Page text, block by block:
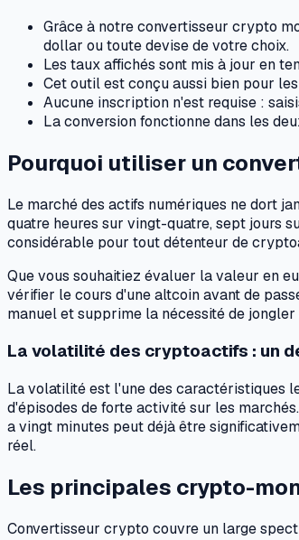
Grâce à notre convertisseur crypto
dollar ou toute devise de votre choix.
Les taux affichés sont mis à jour en
Cet outil est conçu aussi bien pour
Aucune inscription n'est requise :
La conversion fonctionne dans les
Pourquoi utiliser un
Le marché des actifs numériques ne dort
quatre heures sur vingt-quatre, sept jours
considérable pour tout détenteur de
Que vous souhaitiez évaluer la valeur en
vérifier le cours d'une altcoin avant de
manuel et supprime la nécessité de
La volatilité des cryptoactifs : un
La volatilité est l'une des caractéristiques
d'épisodes de forte activité sur les
a vingt minutes peut déjà être
réel.
Les principales crypto-
Convertisseur crypto couvre un large